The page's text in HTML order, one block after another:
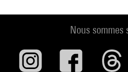
Nous sommes